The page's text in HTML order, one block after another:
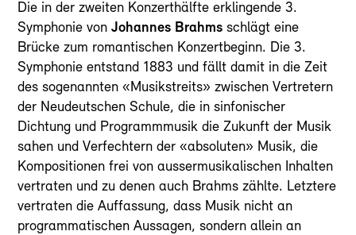
Die in der zweiten Konzerthälfte erklingende 3.
Symphonie vonJohannes Brahms schlägt eine
Brücke zum romantischen Konzertbeginn. Die 3.
Symphonie entstand 1883 und fällt damit in die Zeit
des sogenannten «Musikstreits» zwischen Vertretern
der Neudeutschen Schule, die in sinfonischer
Dichtung und Programmmusik die Zukunft der Musik
sahen und Verfechtern der «absoluten» Musik, die
Kompositionen frei von aussermusikalischen Inhalten
vertraten und zu denen auch Brahms zählte. Letztere
vertraten die Auffassung, dass Musik nicht an
programmatischen Aussagen, sondern allein an